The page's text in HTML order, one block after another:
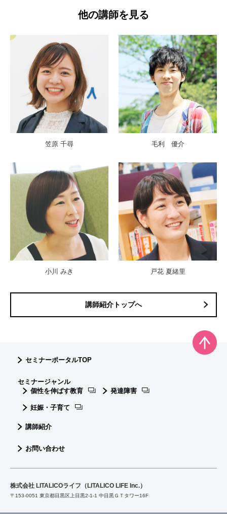
他の講師を見る
笠原 千尋 毛利 優介
小川 みき 戸花 夏緒里
講師紹介トップへ
セミナーポータルTOP
セミナージャンル
個性を伸ばす教育
発達障害
妊娠・子育て
講師紹介
お問い合わせ
株式会社 LITALICOライフ（LITALICO LIFE lnc.）
〒153-0051 東京都目黒区上目黒2-1-1 中目黒ＧＴタワー16F